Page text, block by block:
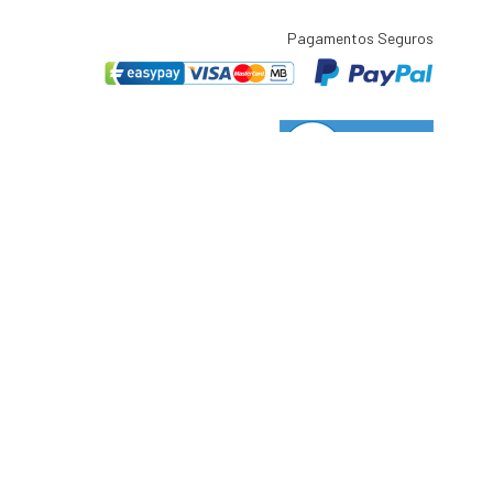
Pagamentos Seguros